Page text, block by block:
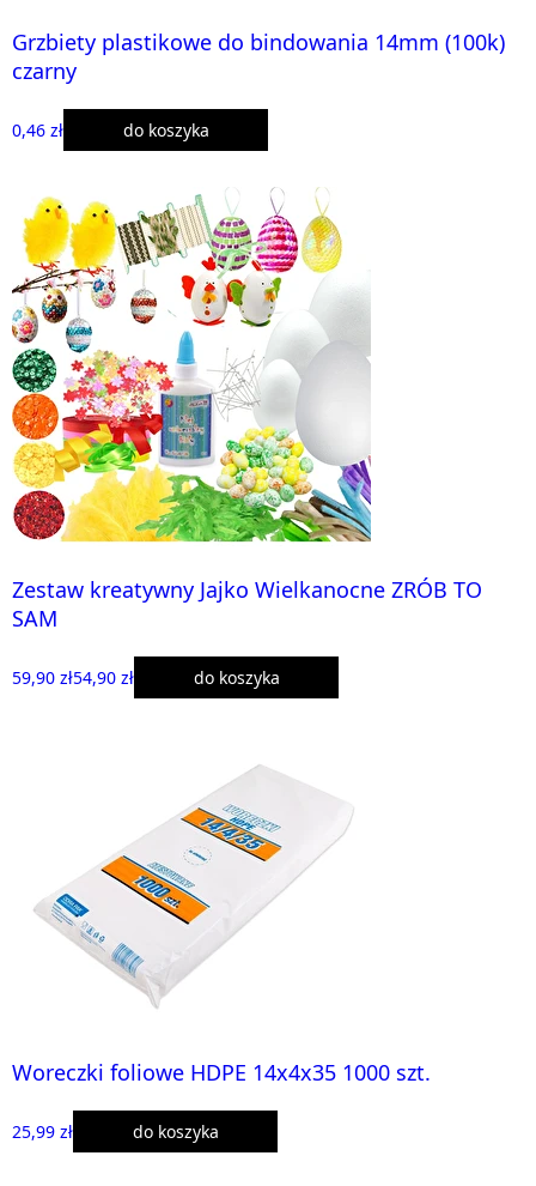
Grzbiety plastikowe do bindowania 14mm (100k)
czarny
0,46 zł do koszyka
Zestaw kreatywny Jajko Wielkanocne ZRÓB TO
SAM
59,90 zł54,90 zł do koszyka
Woreczki foliowe HDPE 14x4x35 1000 szt.
25,99 zł do koszyka